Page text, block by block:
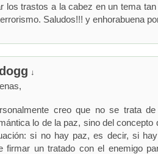
los trastos a la cabez en un tema
Saludos!!! y enhorabuena
↓
creo que no se trata
lo de la paz, sino del concepto
si no hay paz, es decir, si
firmar un tratado con el enemigo